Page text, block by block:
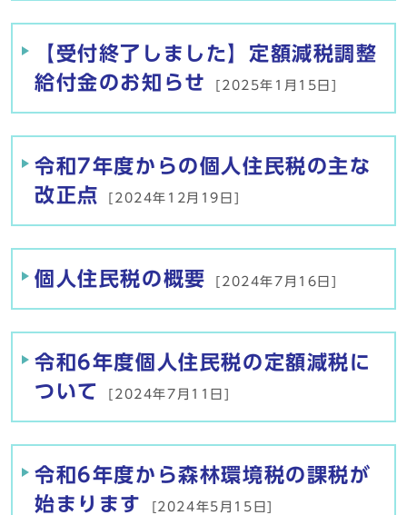
【受付終了しました】定額減税調整
給付金のお知らせ
[2025年1月15日]
令和7年度からの個人住民税の主な
改正点
[2024年12月19日]
個人住民税の概要 [2024年7月16日]
令和6年度個人住民税の定額減税に
ついて
[2024年7月11日]
令和6年度から森林環境税の課税が
始まります
[2024年5月15日]